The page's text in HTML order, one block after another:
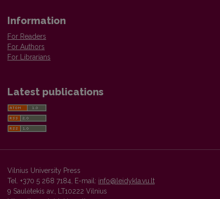
Information
For Readers
For Authors
For Librarians
Latest publications
Vilnius University Press
Tel. +370 5 268 7184, E-mail: info@leidykla.vu.lt
9 Saulėtekis av., LT10222 Vilnius